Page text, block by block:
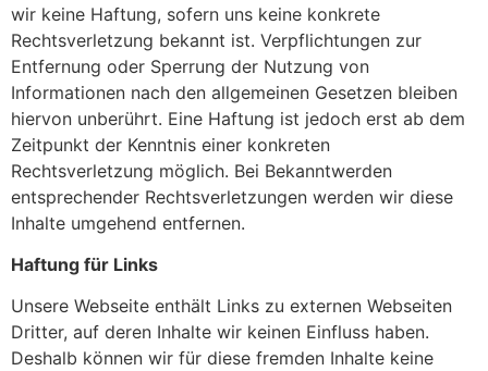
wir keine Haftung, sofern uns keine konkrete
Rechtsverletzung bekannt ist. Verpflichtungen zur
Entfernung oder Sperrung der Nutzung von
Informationen nach den allgemeinen Gesetzen bleiben
hiervon unberührt. Eine Haftung ist jedoch erst ab dem
Zeitpunkt der Kenntnis einer konkreten
Rechtsverletzung möglich. Bei Bekanntwerden
entsprechender Rechtsverletzungen werden wir diese
Inhalte umgehend entfernen.
Haftung für Links
Unsere Webseite enthält Links zu externen Webseiten
Dritter, auf deren Inhalte wir keinen Einfluss haben.
Deshalb können wir für diese fremden Inhalte keine